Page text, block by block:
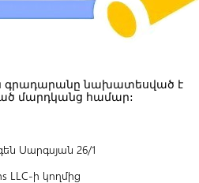
գրադարանը նախատեսված է
մարդկանց համար:
Սարգսյան 26/1
LLC-ի կողմից